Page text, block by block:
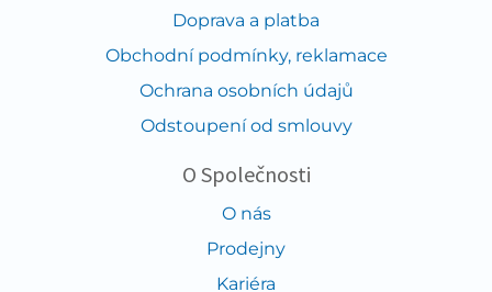
Doprava a platba
Obchodní podmínky, reklamace
Ochrana osobních údajů
Odstoupení od smlouvy
O Společnosti
O nás
Prodejny
Kariéra